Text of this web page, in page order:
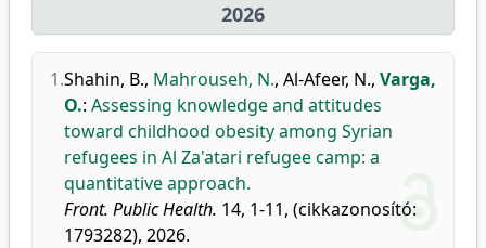
2026
1.Shahin, B., Mahrouseh, N., Al-Afeer, N., Varga,
O.: Assessing knowledge and attitudes
toward childhood obesity among Syrian
refugees in Al Za'atari refugee camp: a
quantitative approach.
Front. Public Health. 14, 1-11, (cikkazonosító:
1793282), 2026.